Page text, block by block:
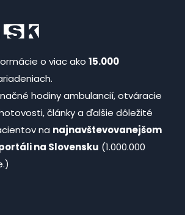
o viac ako 15.000
hodiny ambulancií, otváracie
články a ďalšie dôležité
na najnavštevovanejšom
na Slovensku (1.000.000